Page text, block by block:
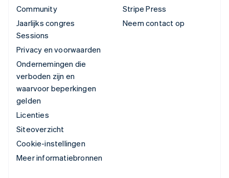
Community
Jaarlijks congres
Sessions
Privacy en voorwaarden
Ondernemingen die
verboden zijn en
waarvoor beperkingen
gelden
Licenties
Siteoverzicht
Cookie-instellingen
Meer informatiebronnen
Stripe Press
Neem contact op